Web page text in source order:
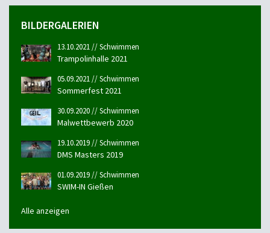
BILDERGALERIEN
13.10.2021 // Schwimmen
Trampolinhalle 2021
05.09.2021 // Schwimmen
Sommerfest 2021
30.09.2020 // Schwimmen
Malwettbewerb 2020
19.10.2019 // Schwimmen
DMS Masters 2019
01.09.2019 // Schwimmen
SWIM-IN Gießen
Alle anzeigen